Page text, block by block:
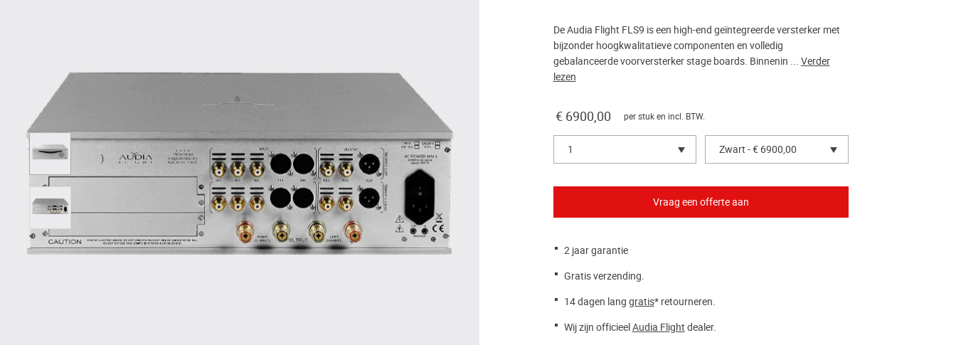
De Audia Flight FLS9 is een high-end geïntegreerde versterker met
bijzonder hoogkwalitatieve componenten en volledig
gebalanceerde voorversterker stage boards. Binnenin ... Verder
lezen
€ 6900,00 per stuk en incl. BTW.
1 Zwart - € 6900,00
2 jaar garantie
Gratis verzending.
14 dagen lang gratis* retourneren.
Wij zijn officieelAudia Flight dealer.